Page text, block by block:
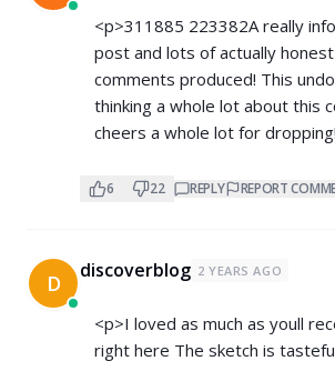
<p>311885 223382A really
post and lots of actually
comments produced! This
thinking a whole lot about this
cheers a whole lot for
6 22 REPLY REPORT
D discoverblog 2 YEARS AGO
<p>I loved as much as youll
right here The sketch is